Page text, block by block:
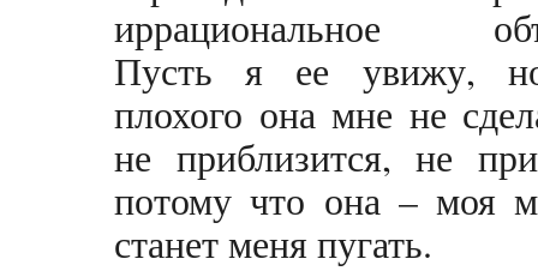
иррациональное
Пусть я ее увижу,
плохого она мне не
не приблизится, не
потому что она – моя
станет меня пугать.